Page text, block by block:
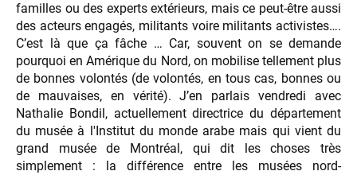
familles ou des experts extérieurs, mais ce peut-être aussi
des acteurs engagés, militants voire militants activistes….
C’est là que ça fâche … Car, souvent on se demande
pourquoi en Amérique du Nord, on mobilise tellement plus
de bonnes volontés (de volontés, en tous cas, bonnes ou
de mauvaises, en vérité). J’en parlais vendredi avec
Nathalie Bondil, actuellement directrice du département
du musée à l'Institut du monde arabe mais qui vient du
grand musée de Montréal, qui dit les choses très
simplement : la différence entre les musées nord-